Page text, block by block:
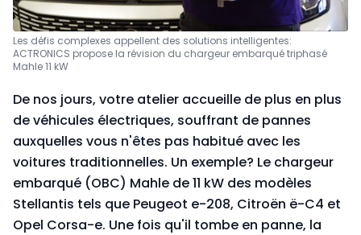
Les défis complexes appellent des solutions intelligentes:
ACTRONICS propose la révision du chargeur embarqué triphasé
Mahle 11 kW
De nos jours, votre atelier accueille de plus en plus
de véhicules électriques, souffrant de pannes
auxquelles vous n'êtes pas habitué avec les
voitures traditionnelles. Un exemple? Le chargeur
embarqué (OBC) Mahle de 11 kW des modèles
Stellantis tels que Peugeot e-208, Citroën ë-C4 et
Opel Corsa-e. Une fois qu'il tombe en panne, la